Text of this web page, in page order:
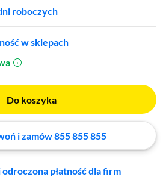
roboczych
w sklepach
(otworzy się w nowym oknie)
Do koszyka
i zamów 855 855 855
odroczona płatność dla firm